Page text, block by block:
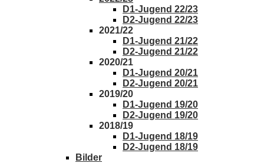
D1-Jugend 22/23
D2-Jugend 22/23
2021/22
D1-Jugend 21/22
D2-Jugend 21/22
2020/21
D1-Jugend 20/21
D2-Jugend 20/21
2019/20
D1-Jugend 19/20
D2-Jugend 19/20
2018/19
D1-Jugend 18/19
D2-Jugend 18/19
Bilder